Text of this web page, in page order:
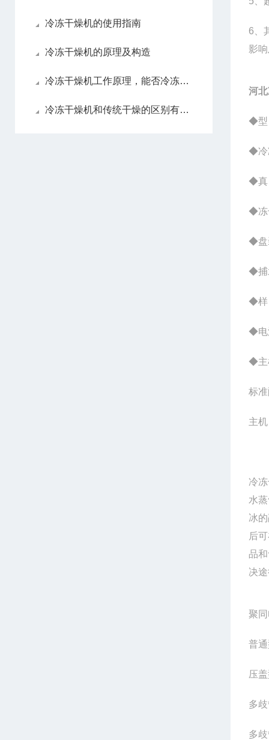
冷冻干燥机的使用指南
冷冻干燥机的原理及构造
冷冻干燥机工作原理，能否冷冻干燥液体样品？
冷冻干燥机和传统干燥的区别有哪些
6
影
河
◆型
◆冷
◆真
◆冻
◆盘
◆捕
◆样
◆电
◆主
标
主
冷
水
冰
后
品
决
聚
普
压
多
多